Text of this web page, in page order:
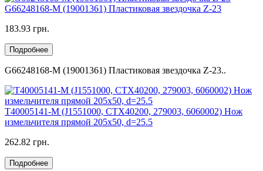
G66248168-M (19001361) Пластиковая звездочка Z-23
183.93 грн.
Подробнее
G66248168-M (19001361) Пластиковая звездочка Z-23..
T40005141-M (J1551000, CTX40200, 279003, 6060002) Нож
измельчителя прямой 205х50, d=25.5
262.82 грн.
Подробнее